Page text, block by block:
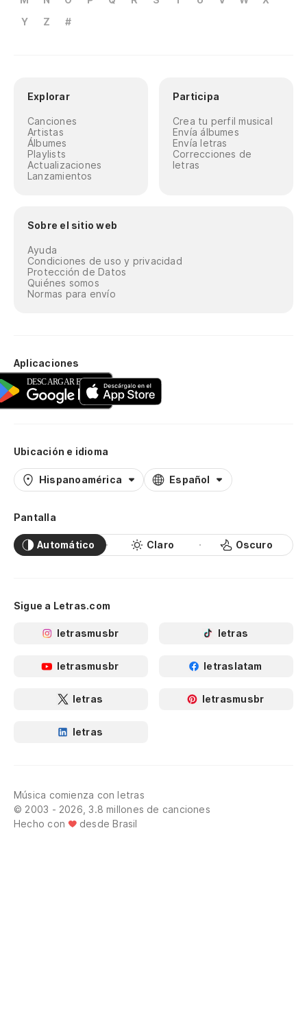
Y
Z #
Explorar
Canciones
Artistas
Álbumes
Playlists
Actualizaciones
Lanzamientos
Participa
Crea tu perfil musical
Envía álbumes
Envía letras
Correcciones de
letras
Sobre el sitio web
Ayuda
Condiciones de uso y privacidad
Protección de Datos
Quiénes somos
Normas para envío
Aplicaciones
Ubicación e idioma
Hispanoamérica Español
Pantalla
Automático Claro Oscuro
Sigue a Letras.com
letrasmusbr letras
letrasmusbr letraslatam
letras letrasmusbr
letras
Música comienza con letras
© 2003 - 2026, 3.8 millones de canciones
Hecho con
desde Brasil